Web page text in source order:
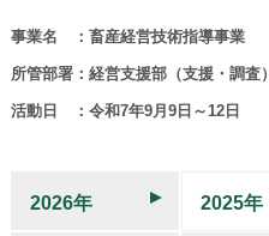
事業名 ：畜産経営技術指導事業
所管部署：経営支援部（支援・調査）
活動日 ：令和7年9月9日～12日
2026年 2025年